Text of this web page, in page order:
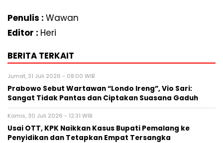
Penulis : Wawan
Editor : Heri
BERITA TERKAIT
Jumat, 31 Juli 2026 - 08:00 WIB
Prabowo Sebut Wartawan “Londo Ireng”, Vio Sari:
Sangat Tidak Pantas dan Ciptakan Suasana Gaduh
Kamis, 30 Juli 2026 - 12:31 WIB
Usai OTT, KPK Naikkan Kasus Bupati Pemalang ke
Penyidikan dan Tetapkan Empat Tersangka